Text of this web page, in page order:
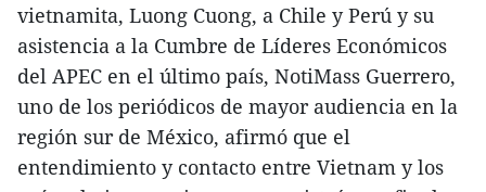
vietnamita, Luong Cuong, a Chile y Perú y su
asistencia a la Cumbre de Líderes Económicos
del APEC en el último país, NotiMass Guerrero,
uno de los periódicos de mayor audiencia en la
región sur de México, afirmó que el
entendimiento y contacto entre Vietnam y los